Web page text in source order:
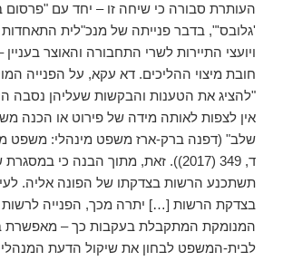
העותרת סבורה כי שיחה זו – יחד עם "פרסום
'גלובס'", בדבר פנייתה של מנכ"לית
ויועצי התיירות לשרי התחבורה והאוצר
חובת מיצוי ההליכים. דא עקא, על הפנייה
"להציג את הטענות והבקשות שעליהן נסבה
אין לצפות לאותה מידה של פירוט או הכנה
שלב" (דפנה ברק-ארז משפט מינהלי: משפט
ד, 349 (2017)). זאת, מתוך הבנה כי
תשתכנע הרשות בצדקתו של הפונה אליה.
בצדקת הרשות […] יתרה מכך, הפנייה
המנומקת המתקבלת בעקבות כך –
לבית-המשפט לבחון את שיקול הדעת המנהלי